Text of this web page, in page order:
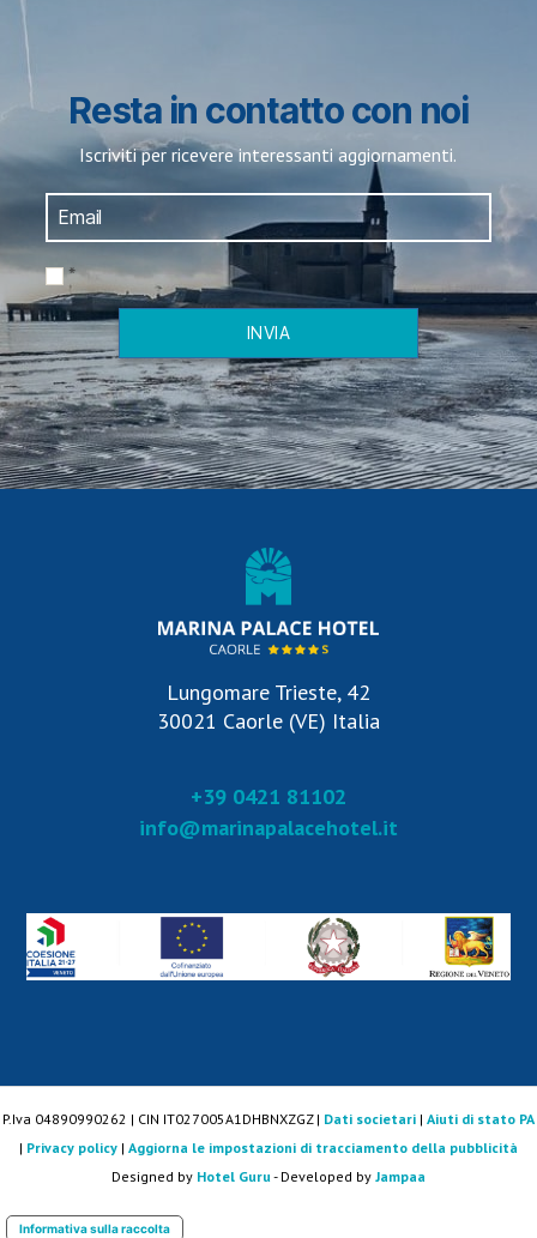
Resta in contatto con noi
Iscriviti per ricevere interessanti aggiornamenti.
*
INVIA
Lungomare Trieste, 42
30021 Caorle (VE) Italia
+39 0421 81102
info@marinapalacehotel.it
P.Iva 04890990262 | CIN IT027005A1DHBNXZGZ | Dati societari | Aiuti di stato PA
| Privacy policy | Aggiorna le impostazioni di tracciamento della pubblicità
Designed by Hotel Guru- Developed by Jampaa
Informativa sulla raccolta